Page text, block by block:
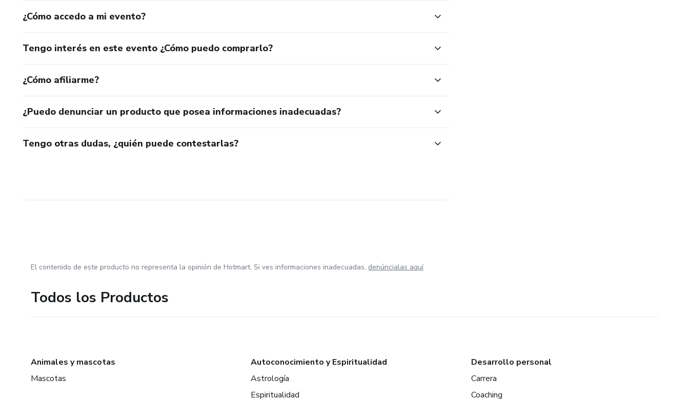
¿Cómo accedo a mi evento?
Tengo interés en este evento ¿Cómo puedo comprarlo?
¿Cómo afiliarme?
¿Puedo denunciar un producto que posea informaciones inadecuadas?
Tengo otras dudas, ¿quién puede contestarlas?
El contenido de este producto no representa la opinión de Hotmart. Si ves informaciones inadecuadas, denúncialas aquí
Todos los Productos
Animales y mascotas
Mascotas
Autoconocimiento y Espiritualidad
Astrología
Espiritualidad
Desarrollo personal
Carrera
Coaching